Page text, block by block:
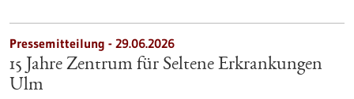
Pressemitteilung - 29.06.2026
15 Jahre Zentrum für Seltene Erkrankungen
Ulm